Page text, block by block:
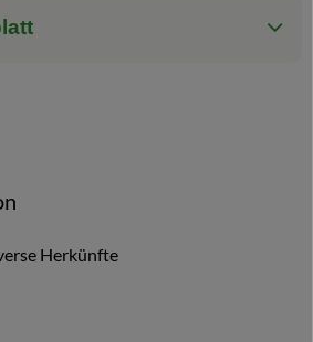
Herkünfte